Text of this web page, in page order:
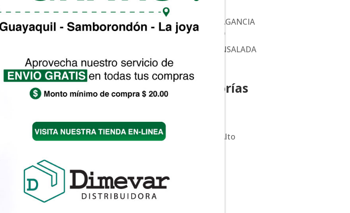
la deliciosa y armoniosa
NUEVA FRAGANCIA
EUCALIPTO
RECETA: ENSALADA
Categorías
Portal del Alto